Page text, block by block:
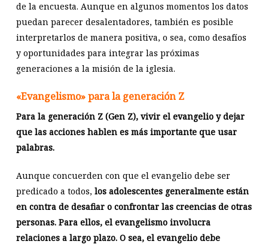
de la encuesta. Aunque en algunos momentos los datos
puedan parecer desalentadores, también es posible
interpretarlos de manera positiva, o sea, como desafíos
y oportunidades para integrar las próximas
generaciones a la misión de la iglesia.
«Evangelismo» para la generación Z
Para la generación Z (Gen Z), vivir el evangelio y dejar
que las acciones hablen es más importante que usar
palabras.
Aunque concuerden con que el evangelio debe ser
predicado a todos, los adolescentes generalmente están
en contra de desafiar o confrontar las creencias de otras
personas. Para ellos, el evangelismo involucra
relaciones a largo plazo. O sea, el evangelio debe